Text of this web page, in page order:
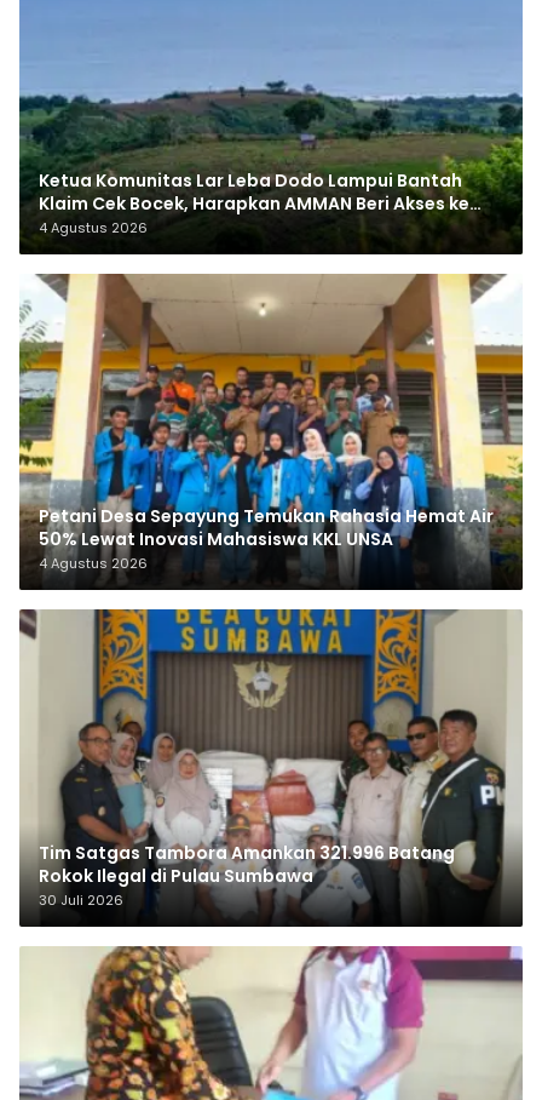
Ketua Komunitas Lar Leba Dodo Lampui Bantah
Klaim Cek Bocek, Harapkan AMMAN Beri Akses ke
Makam Leluhur
4 Agustus 2026
Petani Desa Sepayung Temukan Rahasia Hemat Air
50% Lewat Inovasi Mahasiswa KKL UNSA
4 Agustus 2026
Tim Satgas Tambora Amankan 321.996 Batang
Rokok Ilegal di Pulau Sumbawa
30 Juli 2026